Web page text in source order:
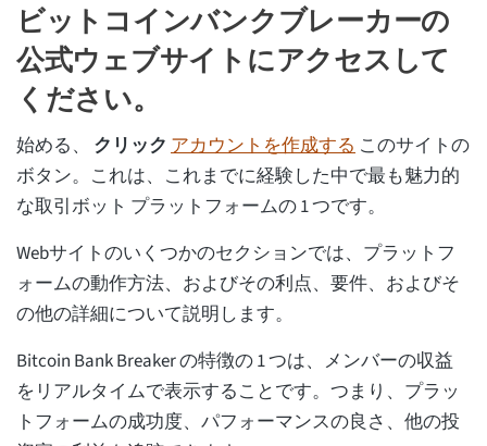
ビットコインバンクブレーカーの
公式ウェブサイトにアクセスして
ください。
始める、 クリック アカウントを作成する このサイトの
ボタン。これは、これまでに経験した中で最も魅力的
な取引ボット プラットフォームの 1 つです。
Webサイトのいくつかのセクションでは、プラットフ
ォームの動作方法、およびその利点、要件、およびそ
の他の詳細について説明します。
Bitcoin Bank Breaker の特徴の 1 つは、メンバーの収益
をリアルタイムで表示することです。つまり、プラッ
トフォームの成功度、パフォーマンスの良さ、他の投